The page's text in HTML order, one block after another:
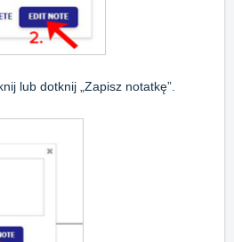
lub dotknij „Zapisz notatkę”.